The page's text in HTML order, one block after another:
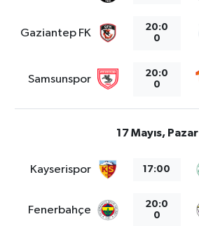
Gaziantep FK
20:0
0
Samsunspor
20:0
0
17 Mayıs, Pazar
Kayserispor 17:00
Fenerbahçe
20:0
0